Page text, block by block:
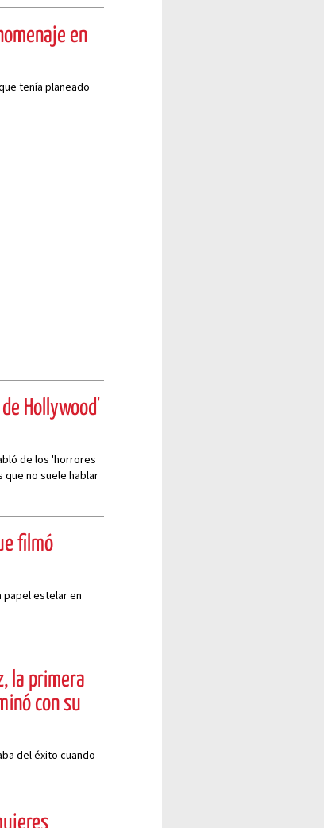
en
tenía planeado
Hollywood'
de los 'horrores
no suele hablar
filmó
papel estelar en
la primera
con su
del éxito cuando